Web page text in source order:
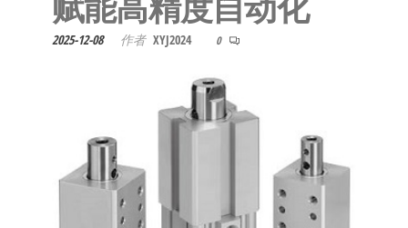
保障，全
国快速发
2025-12-08 作者 XYJ2024 0